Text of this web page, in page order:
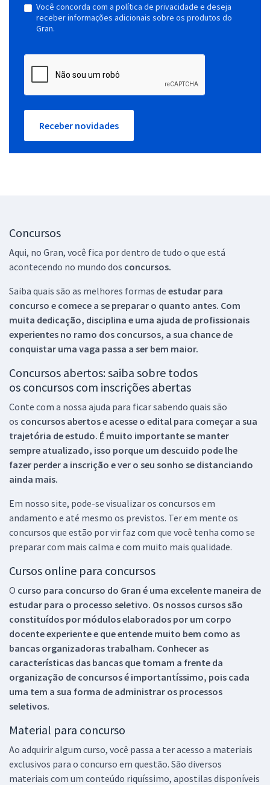
Você concorda com a política de privacidade e deseja
receber informações adicionais sobre os produtos do
Gran.
Receber novidades
Concursos
Aqui, no Gran, você fica por dentro de tudo o que está
acontecendo no mundo dos concursos.
Saiba quais são as melhores formas de estudar para
concurso e comece a se preparar o quanto antes. Com
muita dedicação, disciplina e uma ajuda de profissionais
experientes no ramo dos concursos, a sua chance de
conquistar uma vaga passa a ser bem maior.
Concursos abertos: saiba sobre todos
os concursos com inscrições abertas
Conte com a nossa ajuda para ficar sabendo quais são
os concursos abertos e acesse o edital para começar a sua
trajetória de estudo. É muito importante se manter
sempre atualizado, isso porque um descuido pode lhe
fazer perder a inscrição e ver o seu sonho se distanciando
ainda mais.
Em nosso site, pode-se visualizar os concursos em
andamento e até mesmo os previstos. Ter em mente os
concursos que estão por vir faz com que você tenha como se
preparar com mais calma e com muito mais qualidade.
Cursos online para concursos
O curso para concurso do Gran é uma excelente maneira de
estudar para o processo seletivo. Os nossos cursos são
constituídos por módulos elaborados por um corpo
docente experiente e que entende muito bem como as
bancas organizadoras trabalham. Conhecer as
características das bancas que tomam a frente da
organização de concursos é importantíssimo, pois cada
uma tem a sua forma de administrar os processos
seletivos.
Material para concurso
Ao adquirir algum curso, você passa a ter acesso a materiais
exclusivos para o concurso em questão. São diversos
materiais com um conteúdo riquíssimo, apostilas disponíveis